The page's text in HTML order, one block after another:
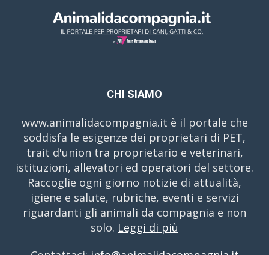
CHI SIAMO
www.animalidacompagnia.it è il portale che
soddisfa le esigenze dei proprietari di PET,
trait d'union tra proprietario e veterinari,
istituzioni, allevatori ed operatori del settore.
Raccoglie ogni giorno notizie di attualità,
igiene e salute, rubriche, eventi e servizi
riguardanti gli animali da compagnia e non
solo. Leggi di più